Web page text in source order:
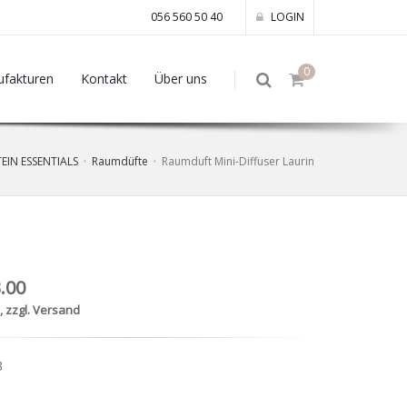
056 560 50 40 LOGIN
0
Kontakt Über uns
ESSENTIALS Raumdüfte Raumduft Mini-Diffuser Laurin
zzgl. Versand